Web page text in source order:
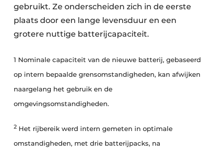
gebruikt. Ze onderscheiden zich in de eerste
plaats door een lange levensduur en een
grotere nuttige batterijcapaciteit.
1 Nominale capaciteit van de nieuwe batterij, gebaseerd
op intern bepaalde grensomstandigheden, kan afwijken
naargelang het gebruik en de
omgevingsomstandigheden.
2 Het rijbereik werd intern gemeten in optimale
omstandigheden, met drie batterijpacks, na